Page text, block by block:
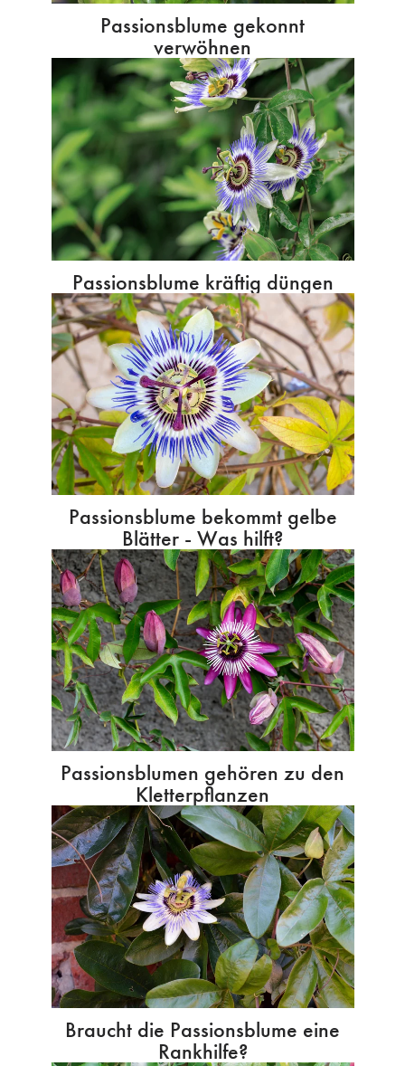
Passionsblume gekonnt
verwöhnen
Passionsblume kräftig düngen
Passionsblume bekommt gelbe
Blätter - Was hilft?
Passionsblumen gehören zu den
Kletterpflanzen
Braucht die Passionsblume eine
Rankhilfe?